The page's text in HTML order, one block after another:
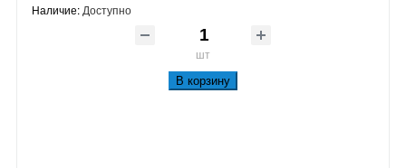
Наличие: Доступно
шт
В корзину